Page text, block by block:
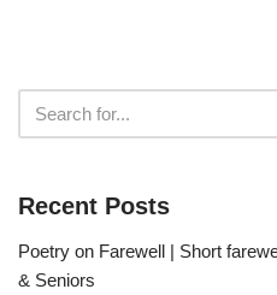
Recent Posts
Poetry on Farewell | Short
& Seniors